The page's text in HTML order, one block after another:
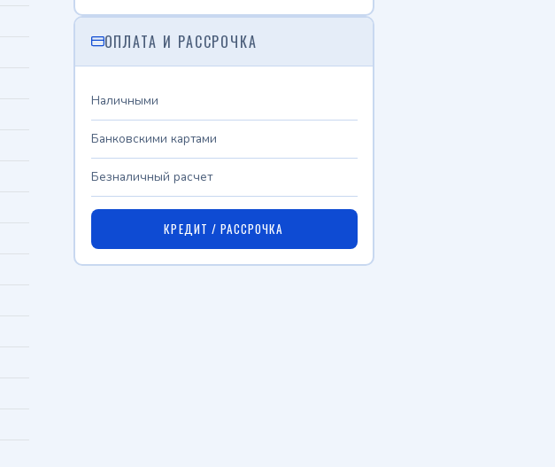
ОПЛАТА И РАССРОЧКА
Наличными
Банковскими картами
Безналичный расчет
КРЕДИТ / РАССРОЧКА